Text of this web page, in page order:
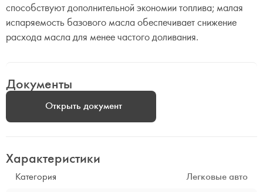
способствуют дополнительной экономии топлива; малая
испаряемость базового масла обеспечивает снижение
расхода масла для менее частого доливания.
Документы
Открыть документ
Характеристики
Категория Легковые авто